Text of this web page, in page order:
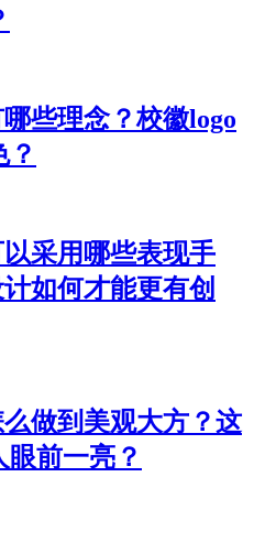
些理念？校徽logo
采用哪些表现手
如何才能更有创
做到美观大方？这
前一亮？